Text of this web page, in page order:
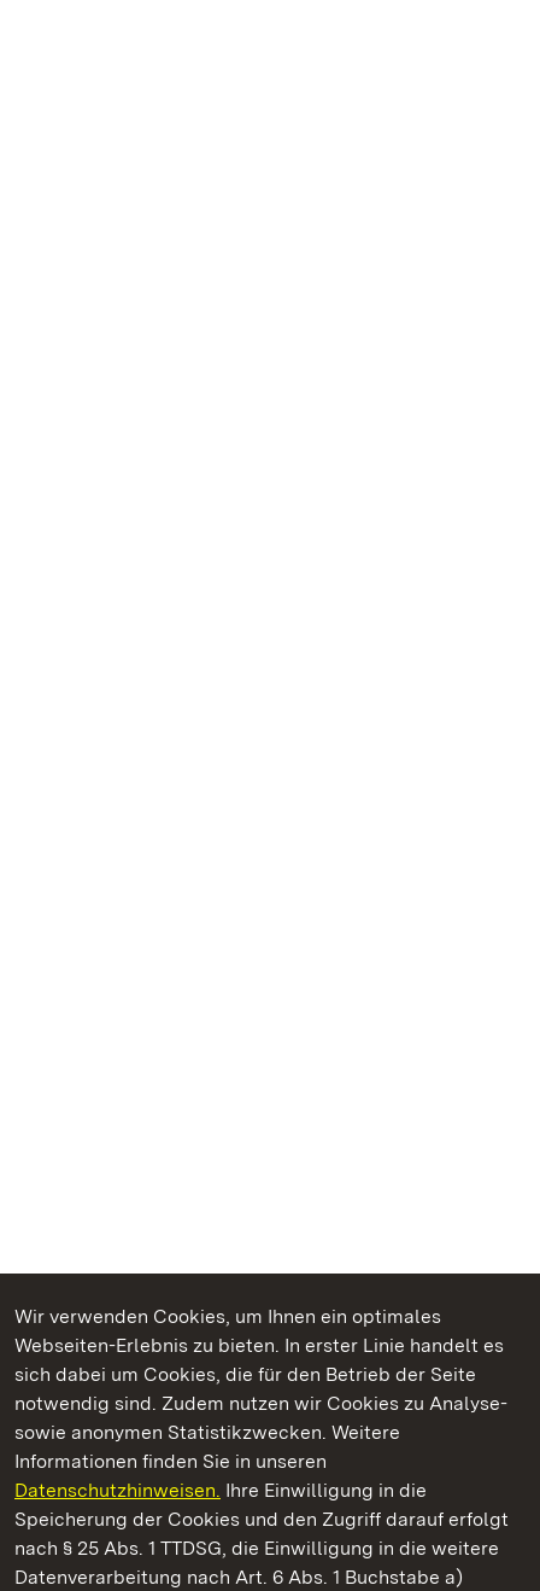
Wir verwenden Cookies, um Ihnen ein optimales
Webseiten-Erlebnis zu bieten. In erster Linie handelt es
sich dabei um Cookies, die für den Betrieb der Seite
notwendig sind. Zudem nutzen wir Cookies zu Analyse-
sowie anonymen Statistikzwecken. Weitere
Informationen finden Sie in unseren
Datenschutzhinweisen. Ihre Einwilligung in die
Speicherung der Cookies und den Zugriff darauf erfolgt
nach § 25 Abs. 1 TTDSG, die Einwilligung in die weitere
Datenverarbeitung nach Art. 6 Abs. 1 Buchstabe a)
Kommen. Staunen. Genießen.
Staatliche Schlösser und Gärten Baden‑Württemberg
Staatliche Schlösser und Gärten Baden-Württemberg